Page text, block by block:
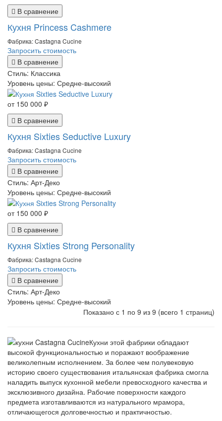
В сравнение
Кухня Princess Cashmere
Фабрика: Castagna Cucine
Запросить стоимость
В сравнение
Стиль: Классика
Уровень цены: Средне-высокий
от 150 000 ₽
В сравнение
Кухня Sixties Seductive Luxury
Фабрика: Castagna Cucine
Запросить стоимость
В сравнение
Стиль: Арт-Деко
Уровень цены: Средне-высокий
от 150 000 ₽
В сравнение
Кухня Sixties Strong Personality
Фабрика: Castagna Cucine
Запросить стоимость
В сравнение
Стиль: Арт-Деко
Уровень цены: Средне-высокий
Показано с 1 по 9 из 9 (всего 1 страниц)
Кухни этой фабрики обладают
высокой функциональностью и поражают воображение
великолепным исполнением. За более чем полувековую
историю своего существования итальянская фабрика смогла
наладить выпуск кухонной мебели превосходного качества и
эксклюзивного дизайна. Рабочие поверхности каждого
предмета изготавливаются из натурального мрамора,
отличающегося долговечностью и практичностью.